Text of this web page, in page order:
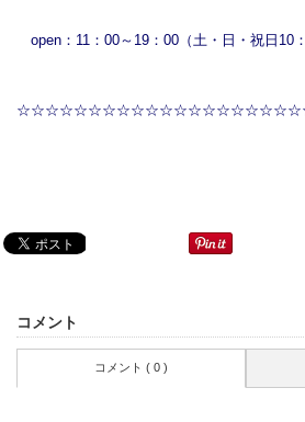
open：11：00～19：00（土・日・祝日10：
コメント
コメント ( 0 )